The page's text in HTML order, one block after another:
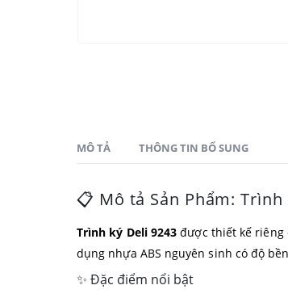
MÔ TẢ THÔNG TIN BỔ SUNG
📋 Mô tả Sản Phẩm: Trình
Trình ký Deli 9243 được thiết kế riêng
dụng nhựa ABS nguyên sinh có độ
✨ Đặc điểm nổi bật